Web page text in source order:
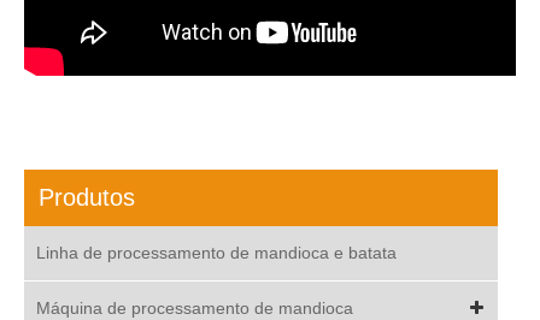
Produtos
Linha de processamento de mandioca e batata
Máquina de processamento de mandioca